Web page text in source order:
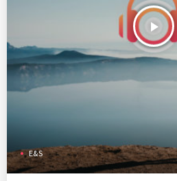
play_arrow
E&S